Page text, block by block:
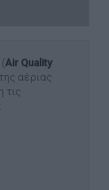
(Air Quality
αέριας
τις